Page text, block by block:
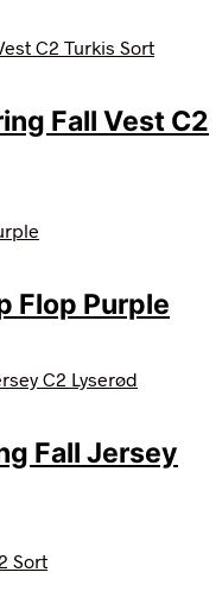
Fall Vest C2
kr..
Flop Purple
Fall Jersey